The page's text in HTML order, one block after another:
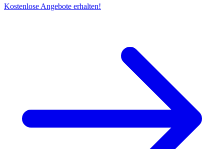
Kostenlose Angebote erhalten!